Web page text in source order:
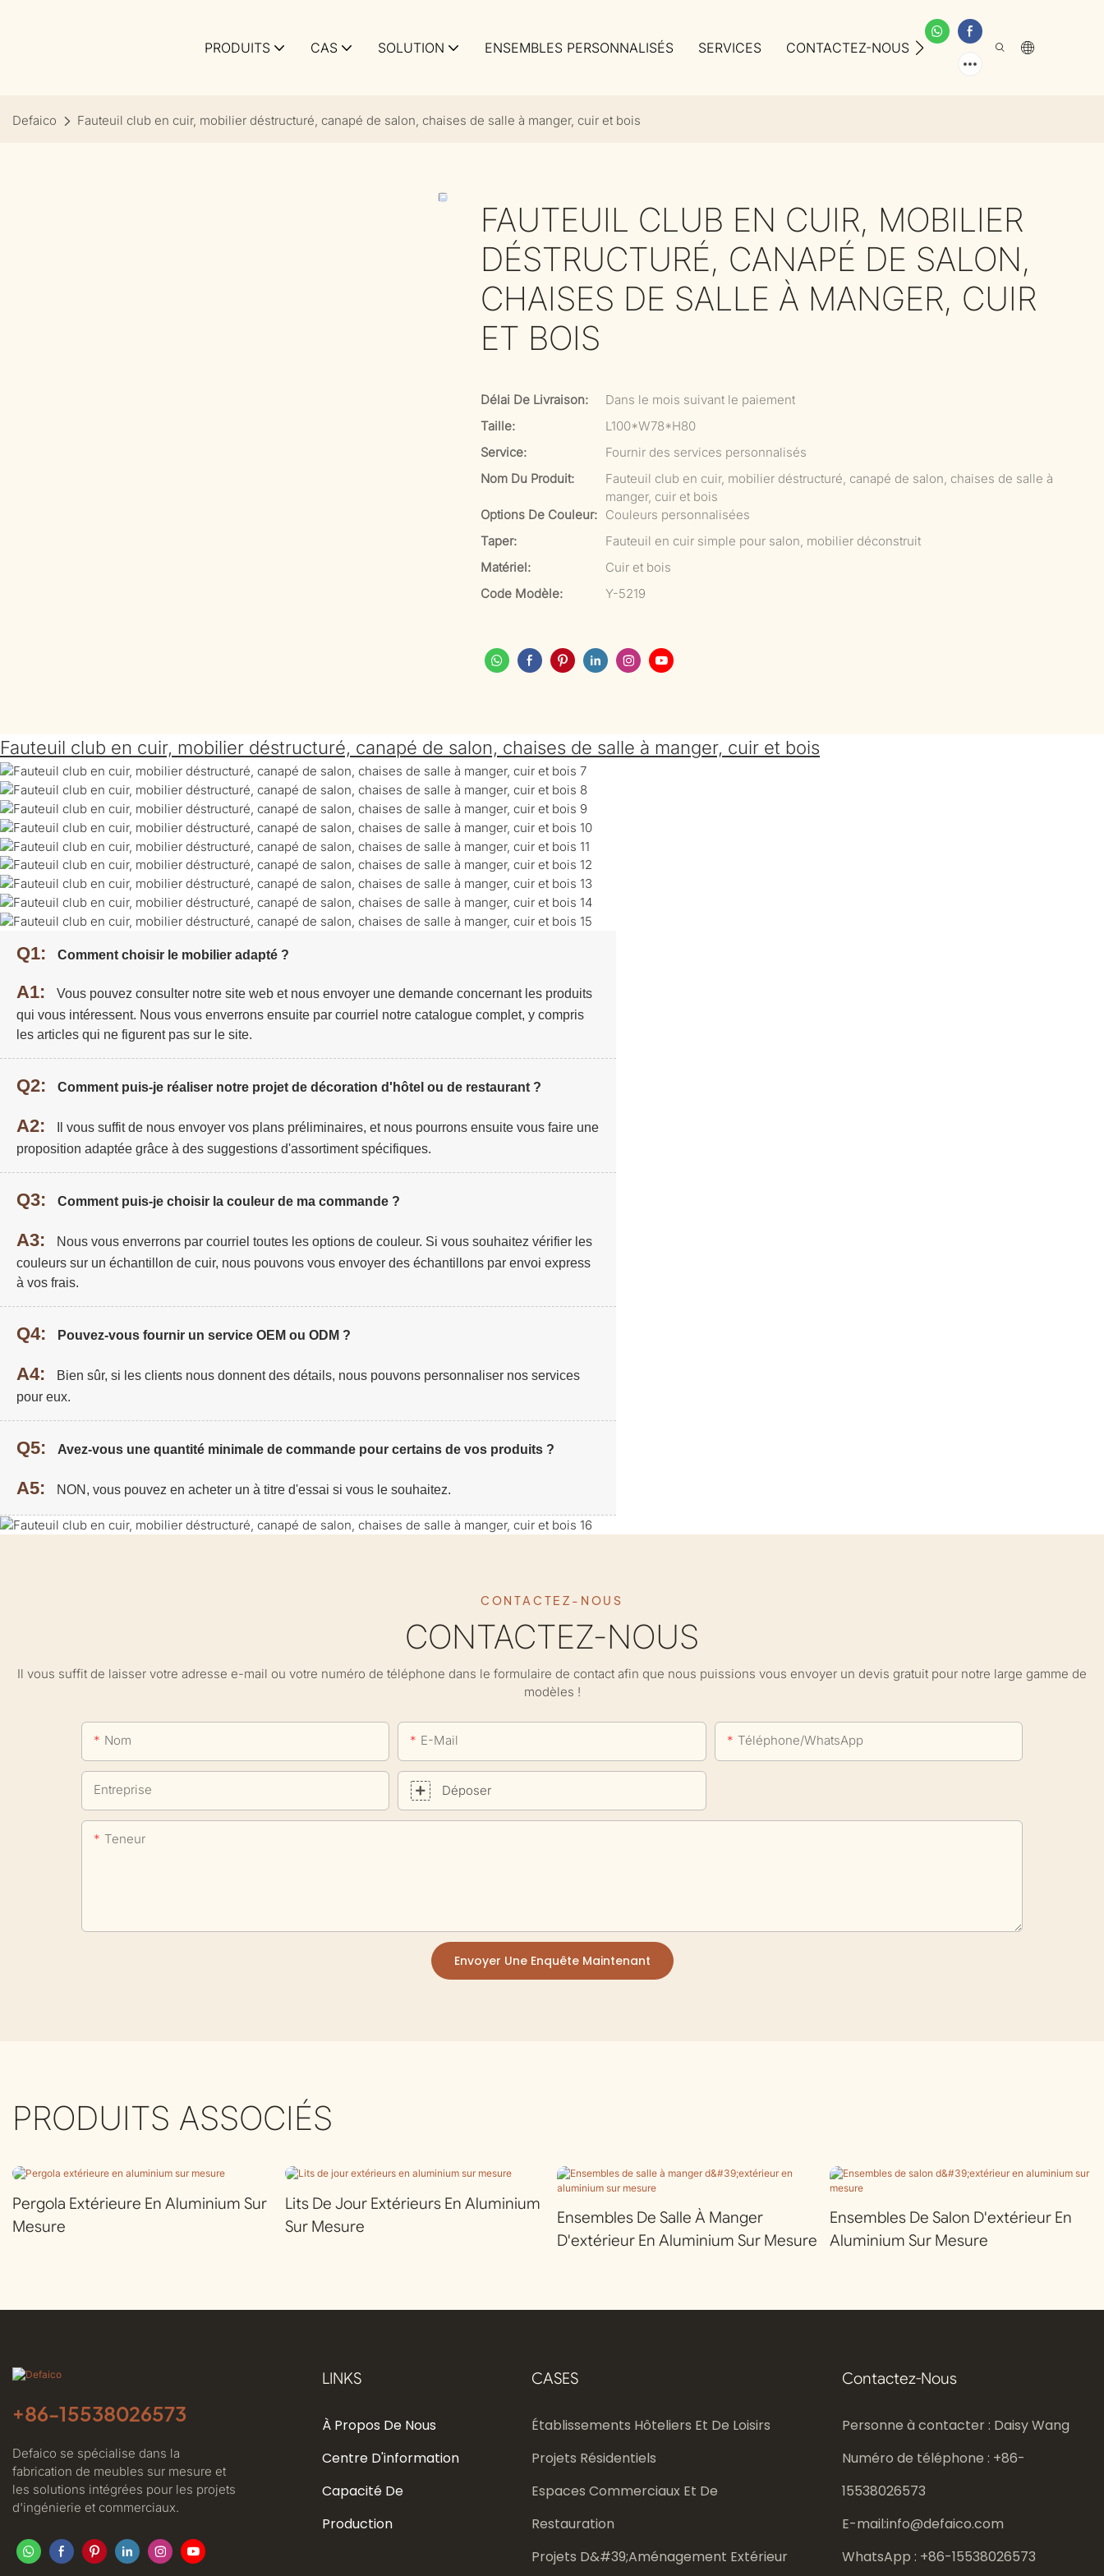
PRODUITS CAS SOLUTION ENSEMBLES PERSONNALISÉS SERVICES CONTACTEZ-NOUS À PROPOS DE NOUS
Defaico Fauteuil club en cuir, mobilier déstructuré, canapé de salon, chaises de salle à manger, cuir et bois
FAUTEUIL CLUB EN CUIR, MOBILIER
DÉSTRUCTURÉ, CANAPÉ DE SALON,
CHAISES DE SALLE À MANGER, CUIR
ET BOIS
Délai De Livraison:
Dans le mois suivant le paiement
Taille:
L100*W78*H80
Service:
Fournir des services personnalisés
Nom Du Produit:
Fauteuil club en cuir, mobilier déstructuré, canapé de salon, chaises de salle à
manger, cuir et bois
Options De Couleur: Couleurs personnalisées
Taper:
Fauteuil en cuir simple pour salon, mobilier déconstruit
Matériel:
Cuir et bois
Code Modèle:
Y-5219
Fauteuil club en cuir, mobilier déstructuré, canapé de salon, chaises de salle à manger, cuir et bois
Q1: Comment choisir le mobilier adapté ?
A1:
Vous pouvez consulter notre site web et nous envoyer une demande concernant les produits
qui vous intéressent. Nous vous enverrons ensuite par courriel notre catalogue complet, y compris
les articles qui ne figurent pas sur le site.
Q2: Comment puis-je réaliser notre projet de décoration d'hôtel ou de restaurant ?
A2:
Il vous suffit de nous envoyer vos plans préliminaires, et nous pourrons ensuite vous faire une
proposition adaptée grâce à des suggestions d'assortiment spécifiques.
Q3: Comment puis-je choisir la couleur de ma commande ?
A3:
Nous vous enverrons par courriel toutes les options de couleur. Si vous souhaitez vérifier les
couleurs sur un échantillon de cuir, nous pouvons vous envoyer des échantillons par envoi express
à vos frais.
Q4: Pouvez-vous fournir un service OEM ou ODM ?
A4:
Bien sûr, si les clients nous donnent des détails, nous pouvons personnaliser nos services
pour eux.
Q5: Avez-vous une quantité minimale de commande pour certains de vos produits ?
A5: NON, vous pouvez en acheter un à titre d'essai si vous le souhaitez.
CONTACTEZ-NOUS
CONTACTEZ-NOUS
Il vous suffit de laisser votre adresse e-mail ou votre numéro de téléphone dans le formulaire de contact afin que nous puissions vous envoyer un devis gratuit pour notre large gamme de
modèles !
Nom E-Mail Téléphone/WhatsApp
Entreprise Déposer
Teneur
Envoyer Une Enquête Maintenant
PRODUITS ASSOCIÉS
Pergola Extérieure En Aluminium Sur
Mesure
Lits De Jour Extérieurs En Aluminium
Sur Mesure
Ensembles De Salle À Manger
D'extérieur En Aluminium Sur Mesure
Ensembles De Salon D'extérieur En
Aluminium Sur Mesure
+86-15538026573
Defaico se spécialise dans la
fabrication de meubles sur mesure et
les solutions intégrées pour les projets
d'ingénierie et commerciaux.
LINKS
À Propos De Nous
Centre D'information
Capacité De
Production
CASES
Établissements Hôteliers Et De Loisirs
Projets Résidentiels
Espaces Commerciaux Et De
Restauration
Projets D&#39;aménagement Extérieur
Contactez-Nous
Personne à contacter : Daisy Wang
Numéro de téléphone : +86-
15538026573
E-mail:info@defaico.com
WhatsApp : +86-15538026573